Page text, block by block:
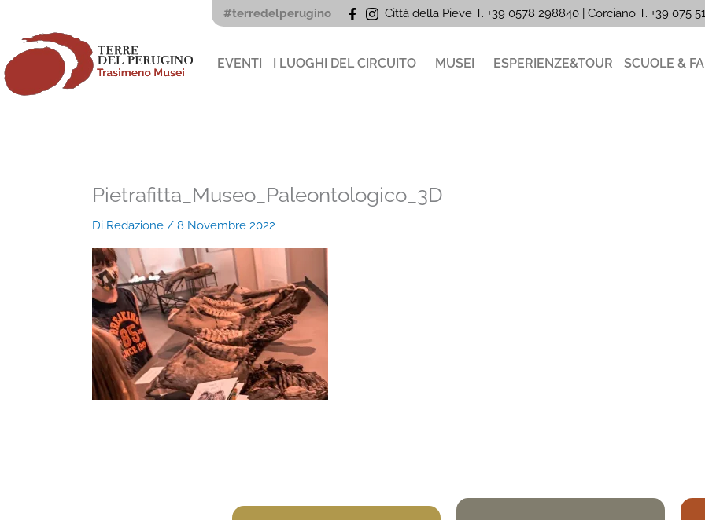
contenuto
#terredelperugino Città della Pieve T. +39 0578 298840 | Corciano T. +39 075
EVENTI I LUOGHI DEL CIRCUITO MUSEI ESPERIENZE&TOUR SCUOLE &
Pietrafitta_Museo_Paleontologico_3D
Di Redazione / 8 Novembre 2022